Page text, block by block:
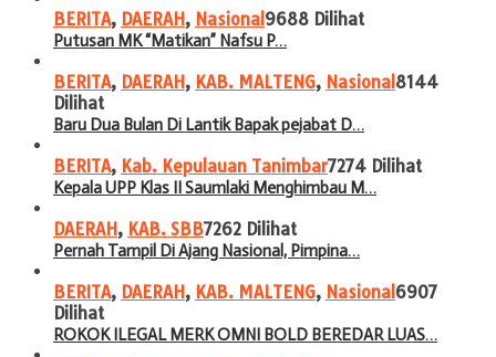
BERITA, DAERAH , Nasional 9688 Dilihat
Putusan MK “Matikan” Nafsu P…
BERITA, DAERAH , KAB. MALTENG, Nasional 8144
Dilihat
Baru Dua Bulan Di Lantik Bapak pejabat D…
BERITA, Kab. Kepulauan Tanimbar7274 Dilihat
Kepala UPP Klas II Saumlaki Menghimbau M…
DAERAH , KAB. SBB7262 Dilihat
Pernah Tampil Di Ajang Nasional, Pimpina…
BERITA, DAERAH , KAB. MALTENG, Nasional 6907
Dilihat
ROKOK ILEGAL MERK OMNI BOLD BEREDAR LUAS…